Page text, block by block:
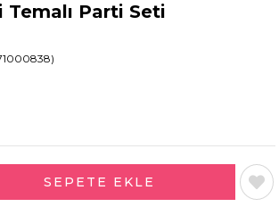
Temalı Parti Seti